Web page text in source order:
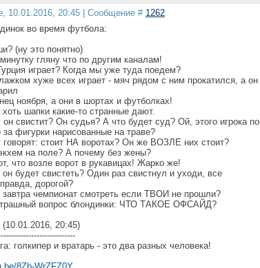
10.01.2016, 20:45 | Сообщение # 1262
во время футбола:
(ну это понятно)
гляну что по другим каналам!
играет? Когда мы уже туда поедем?
хуже всех играет - мяч рядом с ним прокатился, а он
ноября, а они в шортах и футболках!
шапки какие-то странные дают.
свистит? Он судья? А что будет суд? Ой, этого игрока
за фигурки нарисованные на траве?
стоит НА воротах? Он же ВОЗЛЕ них стоит?
на поле? А почему без жены?
что возле ворот в рукавицах! Жарко же!
он будет свистеть? Один раз свистнул и уходи, все
дорогой?
чемпионат смотреть если ТВОИ не прошли?
вопрос блондинки: ЧТО ТАКОЕ ОФСАЙД?
(10.01.2016, 20:45)
голкипер и вратарь - это два разных человека!